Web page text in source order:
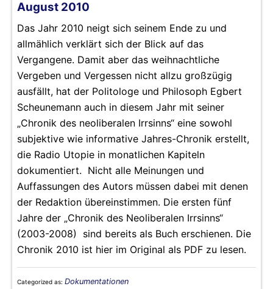
August 2010
Das Jahr 2010 neigt sich seinem Ende zu und
allmählich verklärt sich der Blick auf das
Vergangene. Damit aber das weihnachtliche
Vergeben und Vergessen nicht allzu großzügig
ausfällt, hat der Politologe und Philosoph Egbert
Scheunemann auch in diesem Jahr mit seiner
„Chronik des neoliberalen Irrsinns“ eine sowohl
subjektive wie informative Jahres-Chronik erstellt,
die Radio Utopie in monatlichen Kapiteln
dokumentiert. Nicht alle Meinungen und
Auffassungen des Autors müssen dabei mit denen
der Redaktion übereinstimmen. Die ersten fünf
Jahre der „Chronik des Neoliberalen Irrsinns“
(2003-2008) sind bereits als Buch erschienen. Die
Chronik 2010 ist hier im Original als PDF zu lesen.
Categorized as: Dokumentationen